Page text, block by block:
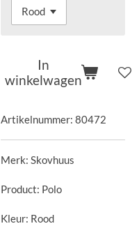
In
winkelwagen
Artikelnummer: 80472
Merk: Skovhuus
Product: Polo
Kleur: Rood